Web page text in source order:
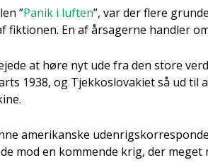
”Panik i luf­ten”, var der fle­re
fik­tio­nen. En af årsa­ger­ne hand­ler
at høre nyt ude fra den sto­re
1938, og Tjek­kos­lo­vaki­et så ud til
ame­ri­kan­ske
mod en kom­men­de krig, der